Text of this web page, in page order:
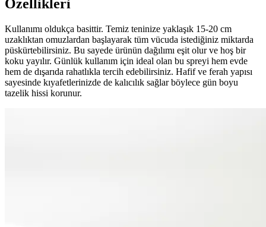
Özellikleri
Kullanımı oldukça basittir. Temiz teninize yaklaşık 15-20 cm
uzaklıktan omuzlardan başlayarak tüm vücuda istediğiniz miktarda
püskürtebilirsiniz. Bu sayede ürünün dağılımı eşit olur ve hoş bir
koku yayılır. Günlük kullanım için ideal olan bu spreyi hem evde
hem de dışarıda rahatlıkla tercih edebilirsiniz. Hafif ve ferah yapısı
sayesinde kıyafetlerinizde de kalıcılık sağlar böylece gün boyu
tazelik hissi korunur.